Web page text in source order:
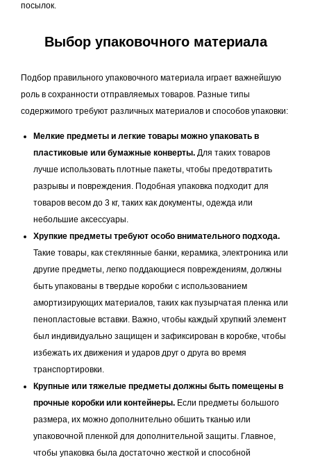
посылок.
Выбор упаковочного материала
Подбор правильного упаковочного материала играет важнейшую
роль в сохранности отправляемых товаров. Разные типы
содержимого требуют различных материалов и способов упаковки:
Мелкие предметы и легкие товары можно упаковать в
пластиковые или бумажные конверты. Для таких товаров
лучше использовать плотные пакеты, чтобы предотвратить
разрывы и повреждения. Подобная упаковка подходит для
товаров весом до 3 кг, таких как документы, одежда или
небольшие аксессуары.
Хрупкие предметы требуют особо внимательного подхода.
Такие товары, как стеклянные банки, керамика, электроника или
другие предметы, легко поддающиеся повреждениям, должны
быть упакованы в твердые коробки с использованием
амортизирующих материалов, таких как пузырчатая пленка или
пенопластовые вставки. Важно, чтобы каждый хрупкий элемент
был индивидуально защищен и зафиксирован в коробке, чтобы
избежать их движения и ударов друг о друга во время
транспортировки.
Крупные или тяжелые предметы должны быть помещены в
прочные коробки или контейнеры. Если предметы большого
размера, их можно дополнительно обшить тканью или
упаковочной пленкой для дополнительной защиты. Главное,
чтобы упаковка была достаточно жесткой и способной